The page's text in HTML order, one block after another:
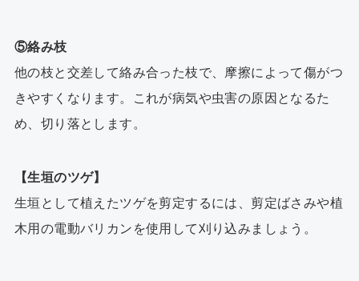
⑤絡み枝
他の枝と交差して絡み合った枝で、摩擦によって傷がつ
きやすくなります。これが病気や虫害の原因となるた
め、切り落とします。
【生垣のツゲ】
生垣として植えたツゲを剪定するには、剪定ばさみや植
木用の電動バリカンを使用して刈り込みましょう。